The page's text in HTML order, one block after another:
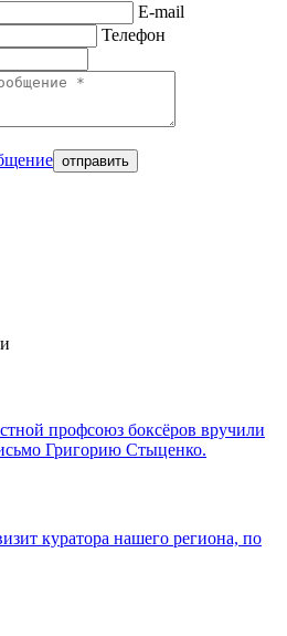
E-mail
Телефон
профсоюз боксёров вручили
Григорию Стыценко.
куратора нашего региона, по